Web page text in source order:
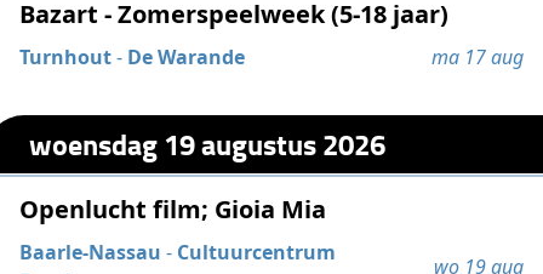
Bazart - Zomerspeelweek (5-18 jaar)
Turnhout- De Warande ma 17 aug
woensdag 19 augustus 2026
Openlucht film; Gioia Mia
Baarle-Nassau - Cultuurcentrum
wo 19 aug